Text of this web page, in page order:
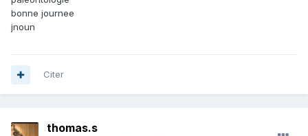
bonne journee
jnoun
Citer
thomas.s